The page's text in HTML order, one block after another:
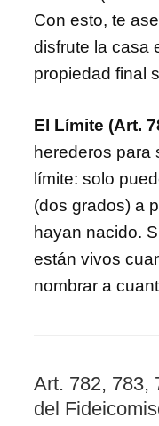
Con esto, te
disfrute la casa
propiedad final
El Límite (Art.
herederos para
límite: solo
(dos grados) a
hayan nacido.
están vivos
nombrar a
Art. 782, 783,
del